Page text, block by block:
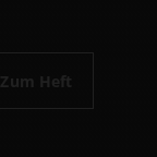
Zum Heft